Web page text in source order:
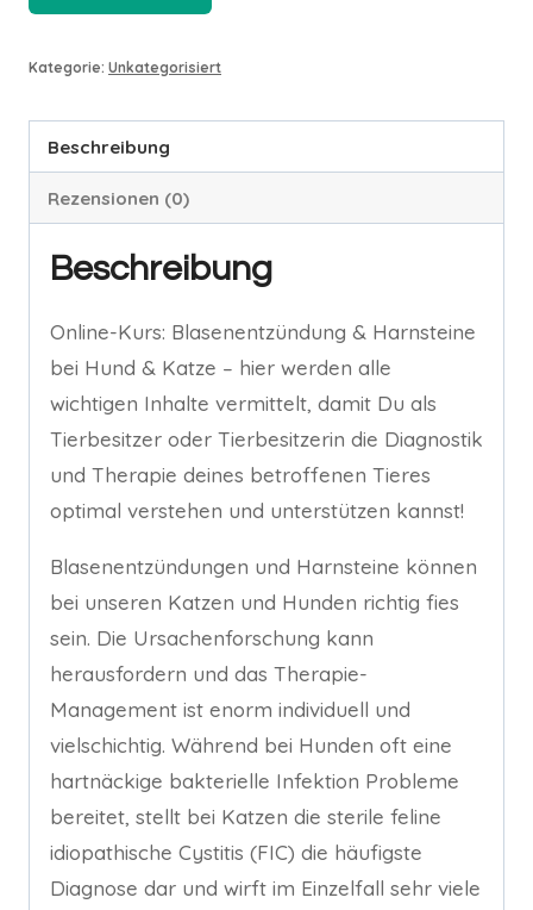
Kategorie: Unkategorisiert
Beschreibung
Rezensionen (0)
Beschreibung
Online-Kurs: Blasenentzündung & Harnsteine
bei Hund & Katze – hier werden alle
wichtigen Inhalte vermittelt, damit Du als
Tierbesitzer oder Tierbesitzerin die Diagnostik
und Therapie deines betroffenen Tieres
optimal verstehen und unterstützen kannst!
Blasenentzündungen und Harnsteine können
bei unseren Katzen und Hunden richtig fies
sein. Die Ursachenforschung kann
herausfordern und das Therapie-
Management ist enorm individuell und
vielschichtig. Während bei Hunden oft eine
hartnäckige bakterielle Infektion Probleme
bereitet, stellt bei Katzen die sterile feline
idiopathische Cystitis (FIC) die häufigste
Diagnose dar und wirft im Einzelfall sehr viele